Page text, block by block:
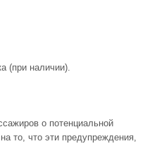
(при наличии).
о потенциальной
то, что эти предупреждения,